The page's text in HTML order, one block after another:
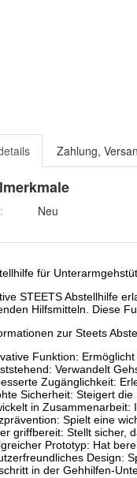
Zahlung,
Neu